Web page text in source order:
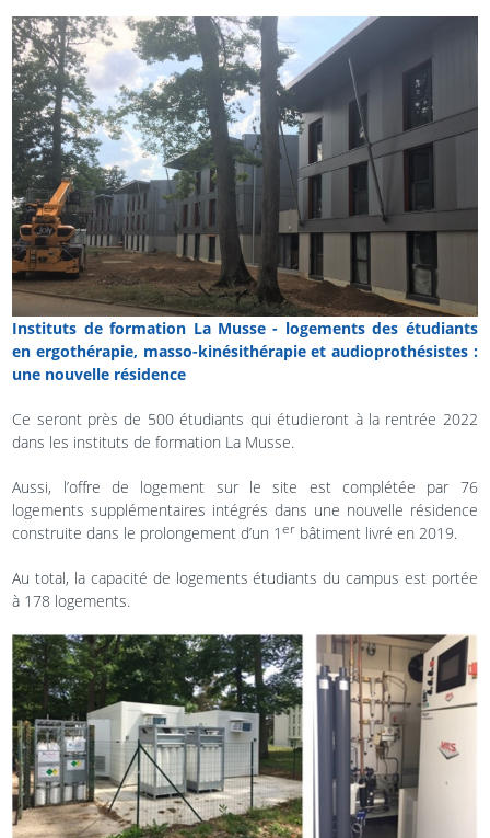
Instituts de formation La Musse - logements des étudiants
en ergothérapie, masso-kinésithérapie et audioprothésistes :
une nouvelle résidence
Ce seront près de 500 étudiants qui étudieront à la rentrée 2022
dans les instituts de formation La Musse.
Aussi, l’offre de logement sur le site est complétée par 76
logements supplémentaires intégrés dans une nouvelle résidence
construite dans le prolongement d’un 1er bâtiment livré en 2019.
Au total, la capacité de logements étudiants du campus est portée
à 178 logements.